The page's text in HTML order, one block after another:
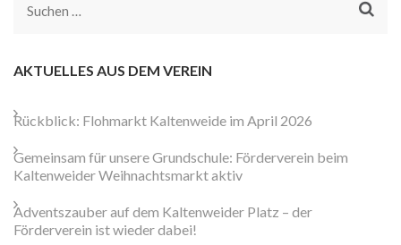
Suchen
AKTUELLES AUS DEM VEREIN
Rückblick: Flohmarkt Kaltenweide im April 2026
Gemeinsam für unsere Grundschule: Förderverein beim
Kaltenweider Weihnachtsmarkt aktiv
Adventszauber auf dem Kaltenweider Platz – der
Förderverein ist wieder dabei!